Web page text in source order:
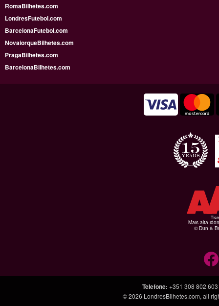
RomaBilhetes.com
LondresFutebol.com
BarcelonaFutebol.com
NovaiorqueBilhetes.com
PragaBilhetes.com
BarcelonaBilhetes.com
Mais alta
© Dun &
Telefone: +351 308 802 603
© 2026 LondresBilhetes.com, all